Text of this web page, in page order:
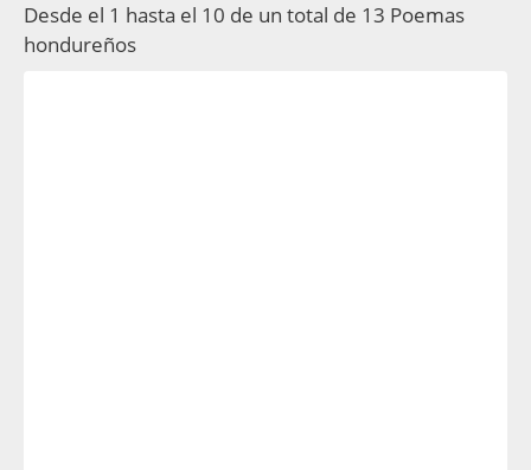
Desde el 1 hasta el 10 de un total de 13 Poemas
hondureños